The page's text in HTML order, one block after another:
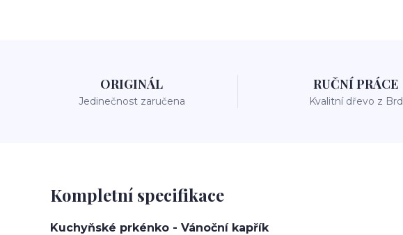
ORIGINÁL
Jedinečnost zaručena
RUČNÍ PRÁCE
Kvalitní dřevo z Brd
Kompletní specifikace
Kuchyňské prkénko - Vánoční kapřík